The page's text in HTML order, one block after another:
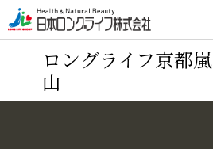
ロングライフ京都嵐
山